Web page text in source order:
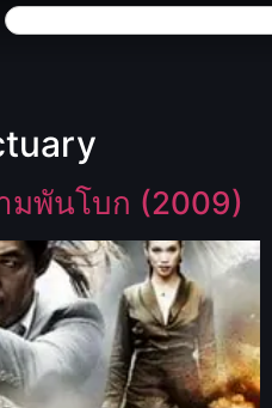
มพันโบก (2009)